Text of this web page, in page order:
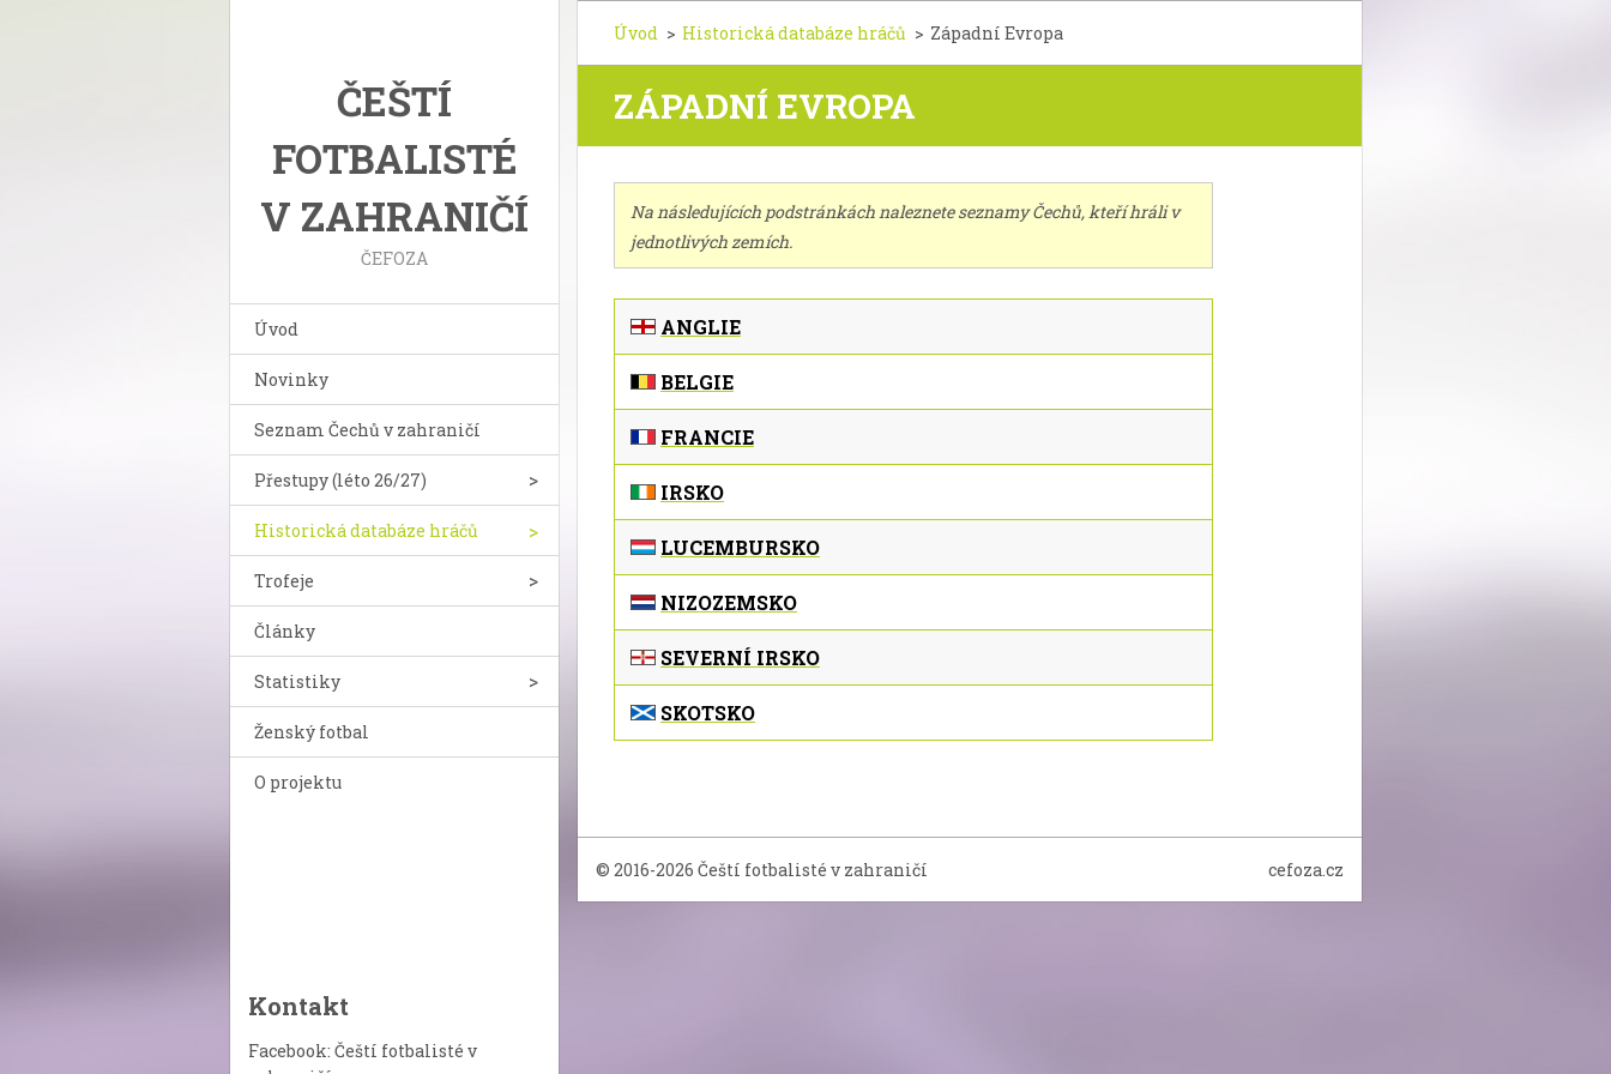
ČEŠTÍ
FOTBALISTÉ
V ZAHRANIČÍ
ČEFOZA
Úvod
Novinky
Seznam Čechů v zahraničí
Přestupy (léto 26/27)
Historická databáze hráčů
Trofeje
Články
Statistiky
Ženský fotbal
O projektu
Kontakt
Facebook: Čeští fotbalisté v
Úvod > Historická databáze hráčů > Západní Evropa
ZÁPADNÍ EVROPA
Na následujících podstránkách naleznete seznamy Čechů, kteří hráli v
jednotlivých zemích.
ANGLIE
BELGIE
FRANCIE
IRSKO
LUCEMBURSKO
NIZOZEMSKO
SEVERNÍ IRSKO
SKOTSKO
© 2016-2026 Čeští fotbalisté v zahraničí cefoza.cz